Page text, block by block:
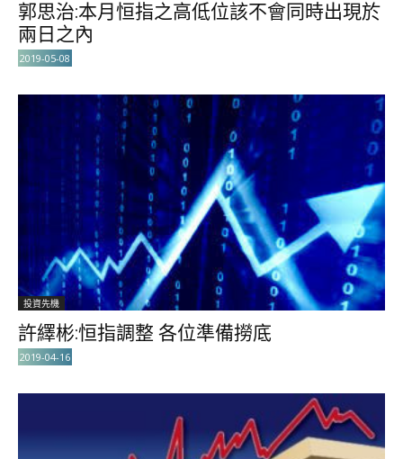
郭思治:本月恒指之高低位該不會同時出現於
兩日之內
2019-05-08
投資先機
許繹彬:恒指調整 各位準備撈底
2019-04-16